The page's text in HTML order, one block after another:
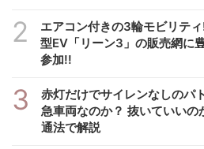
2
エアコン付きの3輪モビリテ
型EV「リーン3」の販売網に
参加!!
3
赤灯だけでサイレンなしのパ
急車両なのか？ 抜いていいの
通法で解説